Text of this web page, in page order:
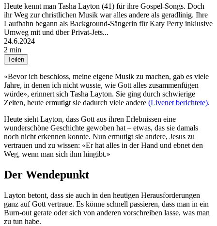
Heute kennt man Tasha Layton (41) für ihre Gospel-Songs. Doch
ihr Weg zur christlichen Musik war alles andere als geradlinig. Ihre
Laufbahn begann als Background-Sängerin für Katy Perry inklusive
Umweg mit und über Privat-Jets...
24.6.2024
2 min
Teilen
«Bevor ich beschloss, meine eigene Musik zu machen, gab es viele
Jahre, in denen ich nicht wusste, wie Gott alles zusammenfügen
würde», erinnert sich Tasha Layton. Sie ging durch schwierige
Zeiten, heute ermutigt sie dadurch viele andere (Livenet berichtete).
Heute sieht Layton, dass Gott aus ihren Erlebnissen eine
wunderschöne Geschichte gewoben hat – etwas, das sie damals
noch nicht erkennen konnte. Nun ermutigt sie andere, Jesus zu
vertrauen und zu wissen: «Er hat alles in der Hand und ebnet den
Weg, wenn man sich ihm hingibt.»
Der Wendepunkt
Layton betont, dass sie auch in den heutigen Herausforderungen
ganz auf Gott vertraue. Es könne schnell passieren, dass man in ein
Burn-out gerate oder sich von anderen vorschreiben lasse, was man
zu tun habe.